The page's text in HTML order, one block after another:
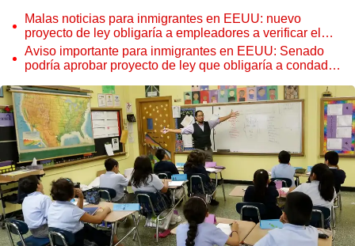
Malas noticias para inmigrantes en EEUU: nuevo
proyecto de ley obligaría a empleadores a verificar el
estatus migratorio de los trabajadores
Aviso importante para inmigrantes en EEUU: Senado
podría aprobar proyecto de ley que obligaría a condados